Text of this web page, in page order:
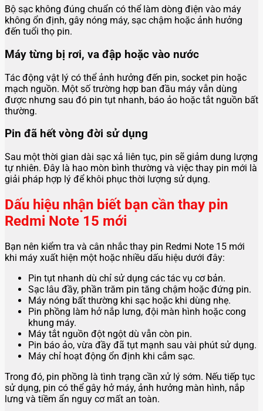
Bộ sạc không đúng chuẩn có thể làm dòng điện vào máy
không ổn định, gây nóng máy, sạc chậm hoặc ảnh hưởng
đến tuổi thọ pin.
Máy từng bị rơi, va đập hoặc vào nước
Tác động vật lý có thể ảnh hưởng đến pin, socket pin hoặc
mạch nguồn. Một số trường hợp ban đầu máy vẫn dùng
được nhưng sau đó pin tụt nhanh, báo ảo hoặc tắt nguồn bất
thường.
Pin đã hết vòng đời sử dụng
Sau một thời gian dài sạc xả liên tục, pin sẽ giảm dung lượng
tự nhiên. Đây là hao mòn bình thường và việc thay pin mới là
giải pháp hợp lý để khôi phục thời lượng sử dụng.
Dấu hiệu nhận biết bạn cần thay pin
Redmi Note 15 mới
Bạn nên kiểm tra và cân nhắc thay pin Redmi Note 15 mới
khi máy xuất hiện một hoặc nhiều dấu hiệu dưới đây:
Pin tụt nhanh dù chỉ sử dụng các tác vụ cơ bản.
Sạc lâu đầy, phần trăm pin tăng chậm hoặc đứng pin.
Máy nóng bất thường khi sạc hoặc khi dùng nhẹ.
Pin phồng làm hở nắp lưng, đội màn hình hoặc cong
khung máy.
Máy tắt nguồn đột ngột dù vẫn còn pin.
Pin báo ảo, vừa đầy đã tụt mạnh sau vài phút sử dụng.
Máy chỉ hoạt động ổn định khi cắm sạc.
Trong đó, pin phồng là tình trạng cần xử lý sớm. Nếu tiếp tục
sử dụng, pin có thể gây hở máy, ảnh hưởng màn hình, nắp
lưng và tiềm ẩn nguy cơ mất an toàn.